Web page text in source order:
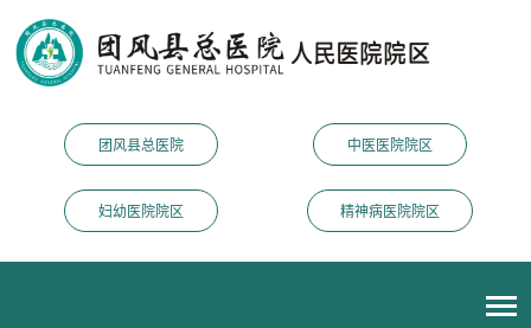
团风县总医院 中医医院院区
妇幼医院院区 精神病医院院区